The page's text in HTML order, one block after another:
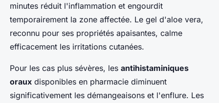
minutes réduit l'inflammation et engourdit
temporairement la zone affectée. Le gel d'aloe vera,
reconnu pour ses propriétés apaisantes, calme
efficacement les irritations cutanées.
Pour les cas plus sévères, les antihistaminiques
oraux disponibles en pharmacie diminuent
significativement les démangeaisons et l'enflure. Les